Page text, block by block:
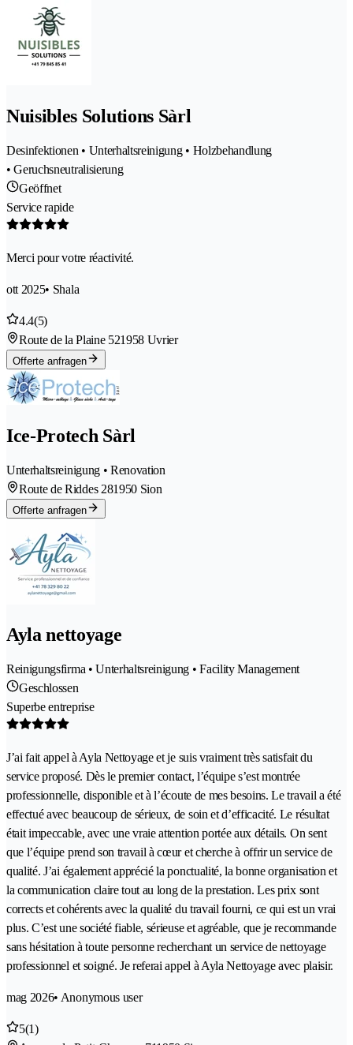
Nuisibles Solutions Sàrl
Desinfektionen • Unterhaltsreinigung • Holzbehandlung
• Geruchsneutralisierung
Geöffnet
Service rapide
Merci pour votre réactivité.
ott 2025• Shala
4.4(5)
Route de la Plaine 521958 Uvrier
Offerte anfragen
Ice-Protech Sàrl
Unterhaltsreinigung • Renovation
Route de Riddes 281950 Sion
Offerte anfragen
Ayla nettoyage
Reinigungsfirma • Unterhaltsreinigung • Facility Management
Geschlossen
Superbe entreprise
J’ai fait appel à Ayla Nettoyage et je suis vraiment très satisfait du
service proposé. Dès le premier contact, l’équipe s’est montrée
professionnelle, disponible et à l’écoute de mes besoins. Le travail a été
effectué avec beaucoup de sérieux, de soin et d’efficacité. Le résultat
était impeccable, avec une vraie attention portée aux détails. On sent
que l’équipe prend son travail à cœur et cherche à offrir un service de
qualité. J’ai également apprécié la ponctualité, la bonne organisation et
la communication claire tout au long de la prestation. Les prix sont
corrects et cohérents avec la qualité du travail fourni, ce qui est un vrai
plus. C’est une société fiable, sérieuse et agréable, que je recommande
sans hésitation à toute personne recherchant un service de nettoyage
professionnel et soigné. Je referai appel à Ayla Nettoyage avec plaisir.
mag 2026• Anonymous user
5(1)